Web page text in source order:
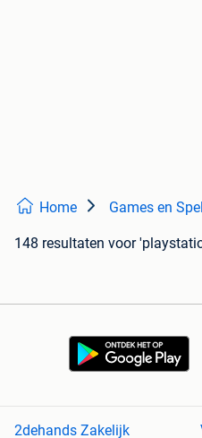
Home Games en
148 resultaten voor
2dehands Zakelijk